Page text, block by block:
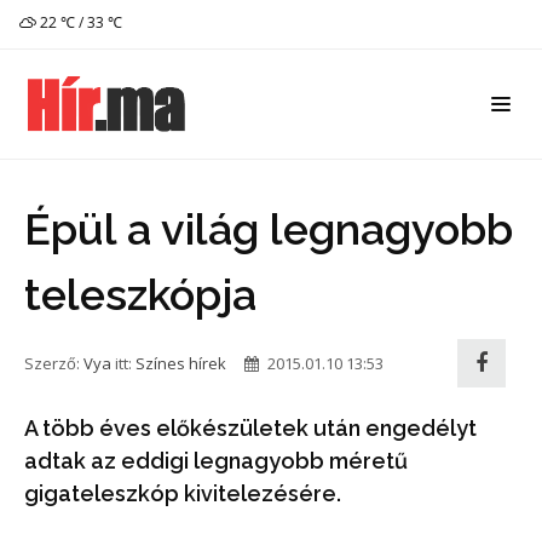
22 ℃ / 33 ℃
Épül a világ legnagyobb
teleszkópja
Szerző: Vya itt: Színes hírek 2015.01.10 13:53
A több éves előkészületek után engedélyt
adtak az eddigi legnagyobb méretű
gigateleszkóp kivitelezésére.